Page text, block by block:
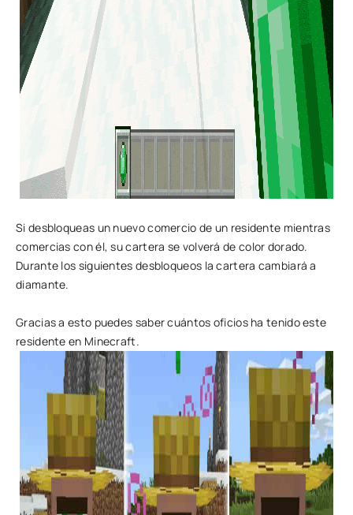
Si desbloqueas un nuevo comercio de un residente mientras
comercias con él, su cartera se volverá de color dorado.
Durante los siguientes desbloqueos la cartera cambiará a
diamante.
Gracias a esto puedes saber cuántos oficios ha tenido este
residente en Minecraft.